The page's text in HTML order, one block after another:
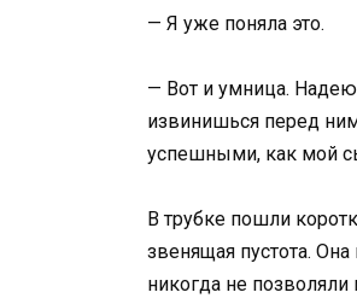
— Я уже поняла это.
— Вот и умница.
извинишься перед
успешными, как мой
В трубке пошли
звенящая пустота.
никогда не